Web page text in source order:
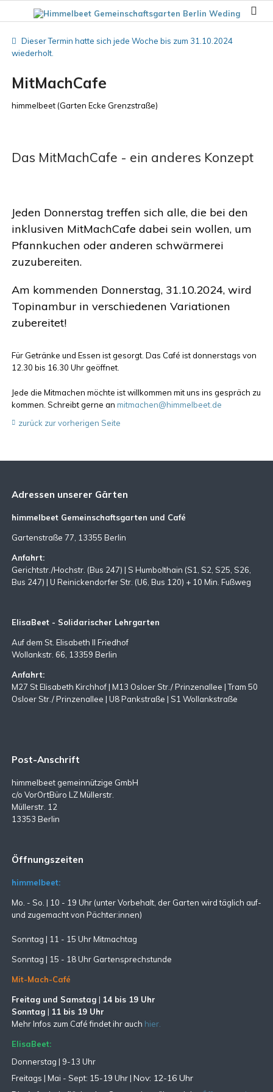
Dieser Termin hatte sich jede Woche bis zum 31.10.2024
wiederholt.
MitMachCafe
himmelbeet(Garten Ecke Grenzstraße)
Das MitMachCafe - ein anderes Konzept
Jeden Donnerstag treffen sich alle, die bei den
inklusiven MitMachCafe dabei sein wollen, um
Pfannkuchen oder anderen schwärmerei
zuzubereiten.
Am kommenden Donnerstag, 31.10.2024, wird
Topinambur in verschiedenen Variationen
zubereitet!
Für Getränke und Essen ist gesorgt. Das Café ist donnerstags von
12.30 bis 16.30 Uhr geöffnet.
Jede die Mitmachen möchte ist willkommen mit uns ins gespräch zu
kommen. Schreibt gerne an mitmachen@himmelbeet.de
zurück zur vorherigen Seite
Adressen unserer Gärten
himmelbeet Gemeinschaftsgarten und Café
Gartenstraße 77, 13355 Berlin
Anfahrt:
Gerichtstr./Hochstr. (Bus 247) | S Humbolthain (S1, S2, S25, S26,
Bus 247) | U Reinickendorfer Str. (U6, Bus 120) + 10 Min. Fußweg
ElisaBeet - Solidarischer Lehrgarten
Auf dem St. Elisabeth II Friedhof
Wollankstr. 66, 13359 Berlin
Anfahrt:
M27 St Elisabeth Kirchhof | M13 Osloer Str./ Prinzenallee | Tram 50
Osloer Str./ Prinzenallee | U8 Pankstraße | S1 Wollankstraße
Post-Anschrift
himmelbeet gemeinnützige GmbH
c/o VorOrtBüro LZ Müllerstr.
Müllerstr. 12
13353 Berlin
Öffnungszeiten
himmelbeet:
Mo. - So. | 10 - 19 Uhr (unter Vorbehalt, der Garten wird täglich auf-
und zugemachtvon Pächter:innen)
Sonntag | 11 - 15 Uhr Mitmachtag
Sonntag | 15 - 18 Uhr Gartensprechstunde
Mit-Mach-Café
Freitag und Samstag | 14 bis 19 Uhr
Sonntag | 11 bis 19 Uhr
Mehr Infos zum Café findet ihr auch hier.
ElisaBeet:
Donnerstag | 9-13 Uhr
Freitags | Mai - Sept: 15-19 Uhr | Nov: 12-16 Uhr